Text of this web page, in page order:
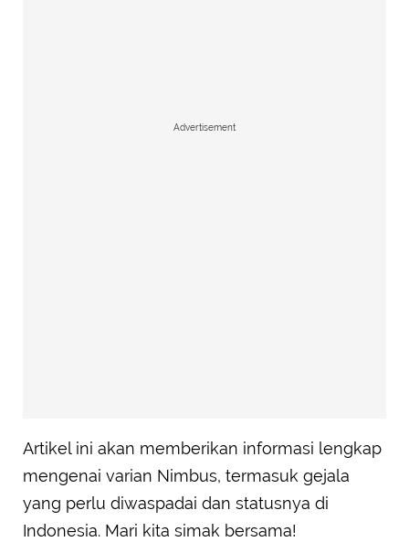
Advertisement
Artikel ini akan memberikan informasi lengkap
mengenai varian Nimbus, termasuk gejala
yang perlu diwaspadai dan statusnya di
Indonesia. Mari kita simak bersama!